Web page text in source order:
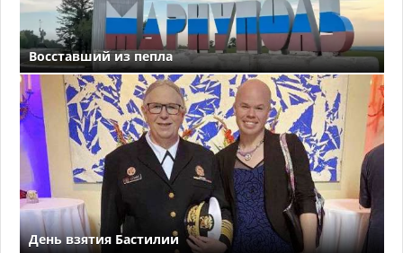
Восставший из пепла
День взятия Бастилии